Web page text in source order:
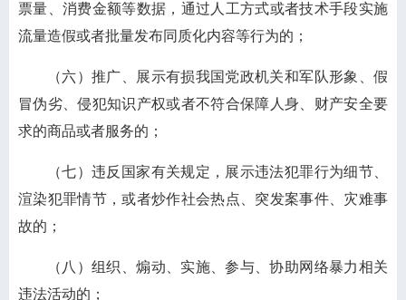
票量、消费金额等数据，通过人工方式或者技术手段实施
流量造假或者批量发布同质化内容等行为的；
（六）推广、展示有损我国党政机关和军队形象、假
冒伪劣、侵犯知识产权或者不符合保障人身、财产安全要
求的商品或者服务的；
（七）违反国家有关规定，展示违法犯罪行为细节、
渲染犯罪情节，或者炒作社会热点、突发案事件、灾难事
故的；
（八）组织、煽动、实施、参与、协助网络暴力相关
违法活动的；